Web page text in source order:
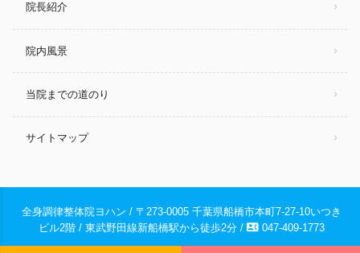
院長紹介
院内風景
当院までの道のり
サイトマップ
全身調律整体院ヨハン / 〒273-0005 千葉県船橋市本町7-27-10いつき
ビル2階 / 東武野田線新船橋駅から徒歩2分 / contact_phone 047-409-1773